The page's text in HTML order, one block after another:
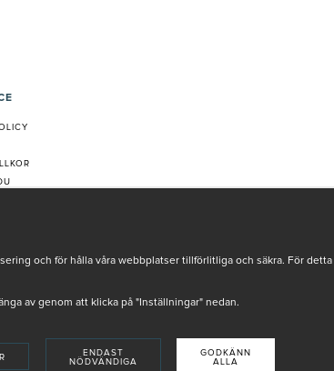
och för hålla våra webbplatser tillförlitliga och säkra. För
av genom att klicka på "Inställningar" nedan.
ENDAST
NÖDVÄNDIGA
GODKÄNN
ALLA